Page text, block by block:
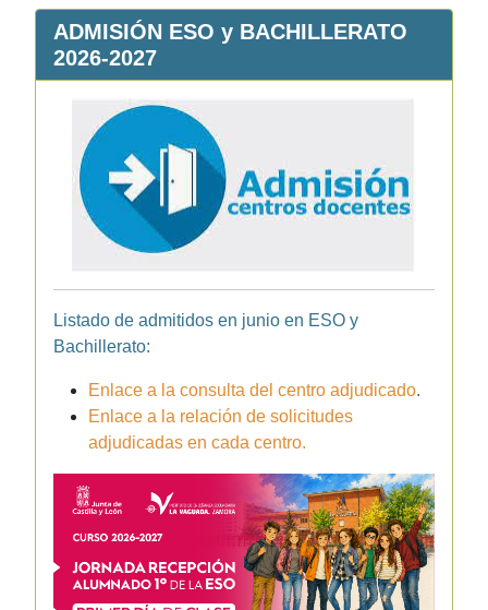
ADMISIÓN ESO y BACHILLERATO
2026-2027
Listado de admitidos en junio en ESO y
Bachillerato:
Enlace a la consulta del centro adjudicado.
Enlace a la relación de solicitudes
adjudicadas en cada centro.